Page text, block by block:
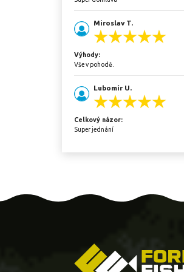
Miroslav T.
Výhody:
Vše v pohodě.
Lubomír U.
Celkový názor:
Super jednání